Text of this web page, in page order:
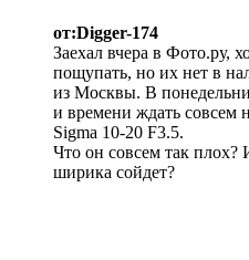
от:Digger-174
Заехал вчера в Фото.ру,
пощупать, но их нет в
из Москвы. В
и времени ждать совсем
Sigma 10-20 F3.5.
Что он совсем так плох?
ширика сойдет?